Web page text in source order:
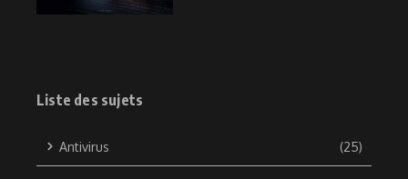
Liste des sujets
Antivirus (25)